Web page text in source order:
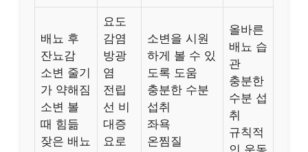
배뇨 후
잔뇨감
소변 줄기
가 약해짐
소변 볼
때 힘듦
잦은 배뇨
요도
감염
방광
염
전립
선 비
대증
요로
소변을 시원
하게 볼 수 있
도록 도움
충분한 수분
섭취
좌욕
온찜질
올바른
배뇨 습
관
충분한
수분 섭
취
규칙적
인 운동